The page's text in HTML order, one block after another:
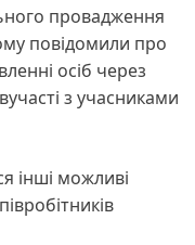
провадження
повідомили про
осіб через
з учасниками
інші можливі